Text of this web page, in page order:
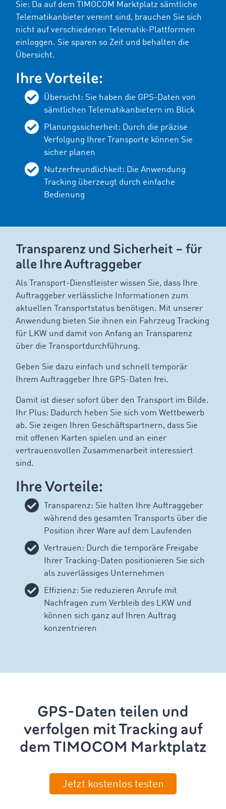
Sie: Da auf dem TIMOCOM Marktplatz sämtliche
Telematikanbieter vereint sind, brauchen Sie sich
nicht auf verschiedenen Telematik-Plattformen
einloggen. Sie sparen so Zeit und behalten die
Übersicht.
Ihre Vorteile:
Übersicht: Sie haben die GPS-Daten von
sämtlichen Telematikanbietern im Blick
Planungssicherheit: Durch die präzise
Verfolgung Ihrer Transporte können Sie
sicher planen
Nutzerfreundlichkeit: Die Anwendung
Tracking überzeugt durch einfache
Bedienung
Transparenz und Sicherheit – für
alle Ihre Auftraggeber
Als Transport-Dienstleister wissen Sie, dass Ihre
Auftraggeber verlässliche Informationen zum
aktuellen Transportstatus benötigen. Mit unserer
Anwendung bieten Sie ihnen ein Fahrzeug Tracking
für LKW und damit von Anfang an Transparenz
über die Transportdurchführung.
Geben Sie dazu einfach und schnell temporär
Ihrem Auftraggeber Ihre GPS-Daten frei.
Damit ist dieser sofort über den Transport im Bilde.
Ihr Plus: Dadurch heben Sie sich vom Wettbewerb
ab. Sie zeigen Ihren Geschäftspartnern, dass Sie
mit offenen Karten spielen und an einer
vertrauensvollen Zusammenarbeit interessiert
sind.
Ihre Vorteile:
Transparenz: Sie halten Ihre Auftraggeber
während des gesamten Transports über die
Position ihrer Ware auf dem Laufenden
Vertrauen: Durch die temporäre Freigabe
Ihrer Tracking-Daten positionieren Sie sich
als zuverlässiges Unternehmen
Effizienz: Sie reduzieren Anrufe mit
Nachfragen zum Verbleib des LKW und
können sich ganz auf Ihren Auftrag
konzentrieren
GPS-Daten teilen und
verfolgen mit Tracking auf
dem TIMOCOM Marktplatz
Jetzt kostenlos testen